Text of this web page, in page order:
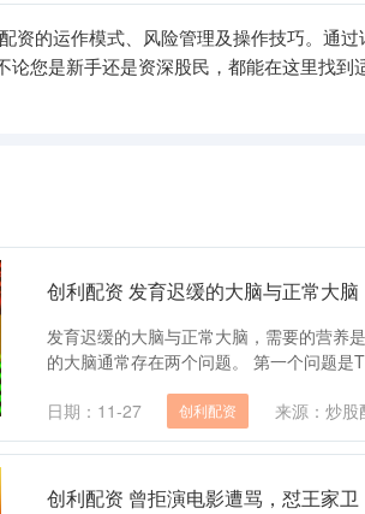
的运作模式、风险管理及操作技巧。通
您是新手还是资深股民，都能在这里找
创利配资 发育迟缓的大脑与正常大脑
发育迟缓的大脑与正常大脑，需要的营养
的大脑通常存在两个问题。 第一个问题
日期：11-27 创利配资 来源：炒股
创利配资 曾拒演电影遭骂，怼王家